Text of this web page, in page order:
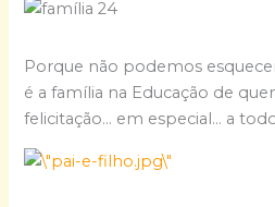
Porque não podemos
é a família na Educação de
felicitação… em especial… a